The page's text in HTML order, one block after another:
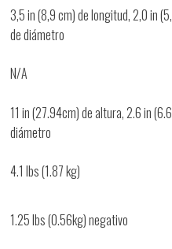
3,5 in (8,9 cm) de longitud, 2,0 in
de diámetro
N/A
11 in (27.94cm) de altura, 2.6 in
diámetro
4.1 lbs (1.87 kg)
1.25 lbs (0.56kg) negativo